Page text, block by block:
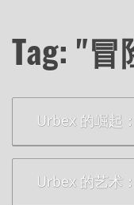
Tag: "冒
Urbex 的崛起
Urbex 的艺术